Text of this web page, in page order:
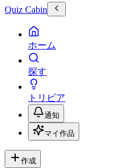
Quiz Cabin
ホーム
探す
トリビア
通知
マイ作品
作成